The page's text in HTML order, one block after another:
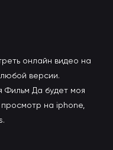
онлайн видео на
версии.
Фильм Да будет моя
на iphone,